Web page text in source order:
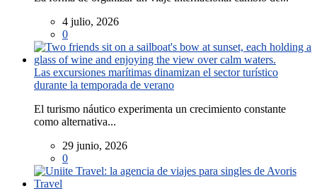
4 julio, 2026
0
Las excursiones marítimas dinamizan el sector turístico
durante la temporada de verano
El turismo náutico experimenta un crecimiento constante
como alternativa...
29 junio, 2026
0